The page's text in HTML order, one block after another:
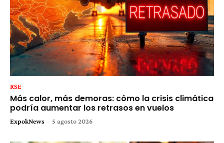
RSE
Más calor, más demoras: cómo la crisis climática
podría aumentar los retrasos en vuelos
ExpokNews - 5 agosto 2026